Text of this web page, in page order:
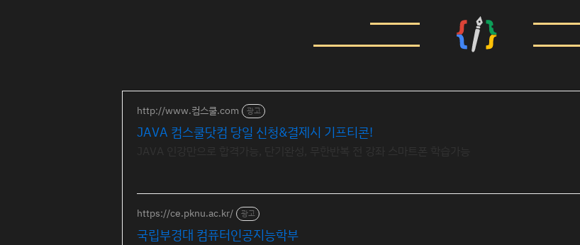
http://www.컴스쿨.com 광고
JAVA 컴스쿨닷컴 당일 신청&결제시 기프티콘!
https://ce.pknu.ac.kr/ 광고
국립부경대 컴퓨터인공지능학부